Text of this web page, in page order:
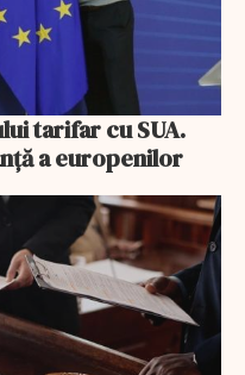
tarifar cu SUA.
a europenilor